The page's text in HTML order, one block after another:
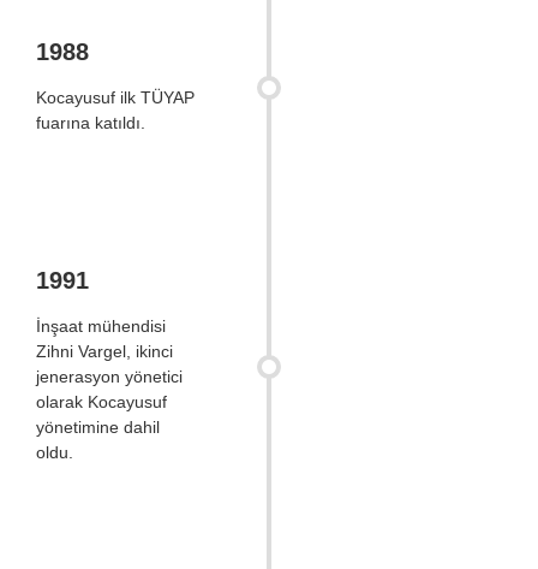
1988
Kocayusuf ilk TÜYAP
fuarına katıldı.
1991
İnşaat mühendisi
Zihni Vargel, ikinci
jenerasyon yönetici
olarak Kocayusuf
yönetimine dahil
oldu.